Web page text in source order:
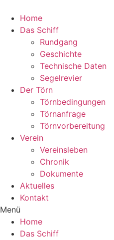
Inhalt
wechseln
Home
Das Schiff
Rundgang
Geschichte
Technische Daten
Segelrevier
Der Törn
Törnbedingungen
Törnanfrage
Törnvorbereitung
Verein
Vereinsleben
Chronik
Dokumente
Aktuelles
Kontakt
Menü
Home
Das Schiff